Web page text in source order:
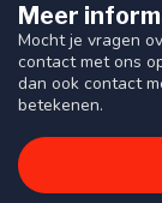
Meer
Mocht je vragen
contact met ons
dan ook contact
betekenen.